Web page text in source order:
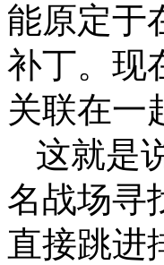
能原定于
补丁。现
关联在一
这就是
名战场寻
直接跳进